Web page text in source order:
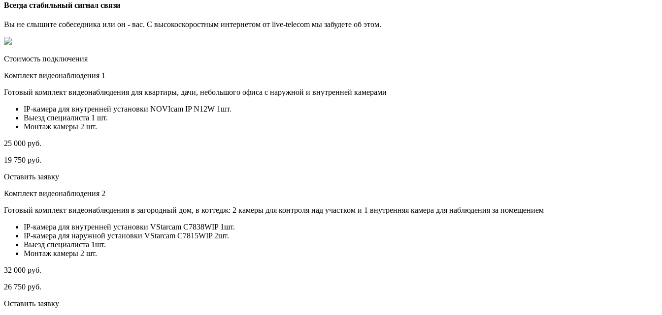
Всегда стабильный сигнал связи
Вы не слышите собеседника или он - вас. С высокоскоростным интернетом от live-telecom мы забудете об этом.
Стоимость подключения
Комплект видеонаблюдения 1
Готовый комплект видеонаблюдения для квартиры, дачи, небольшого офиса с наружной и внутренней камерами
IP-камера для внутренней установки NOVIcam IP N12W 1шт.
Выезд специалиста 1 шт.
Монтаж камеры 2 шт.
25 000 руб.
19 750 руб.
Оставить заявку
Комплект видеонаблюдения 2
Готовый комплект видеонаблюдения в загородный дом, в коттедж: 2 камеры для контроля над участком и 1 внутренняя камера для наблюдения за помещением
IP-камера для внутренней установки VStarcam C7838WIP 1шт.
IP-камера для наружной установки VStarcam C7815WIP 2шт.
Выезд специалиста 1шт.
Монтаж камеры 2 шт.
32 000 руб.
26 750 руб.
Оставить заявку